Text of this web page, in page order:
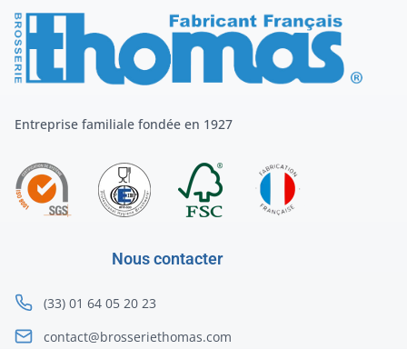
Entreprise familiale fondée en 1927
Nous contacter
(33) 01 64 05 20 23
contact@brosseriethomas.com